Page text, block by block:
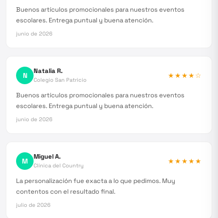
Buenos artículos promocionales para nuestros eventos
escolares. Entrega puntual y buena atención.
junio de 2026
N Natalia R.
Colegio San Patricio
★★★★☆
Buenos artículos promocionales para nuestros eventos
escolares. Entrega puntual y buena atención.
junio de 2026
M Miguel A.
Clínica del Country
★★★★★
La personalización fue exacta a lo que pedimos. Muy
contentos con el resultado final.
julio de 2026